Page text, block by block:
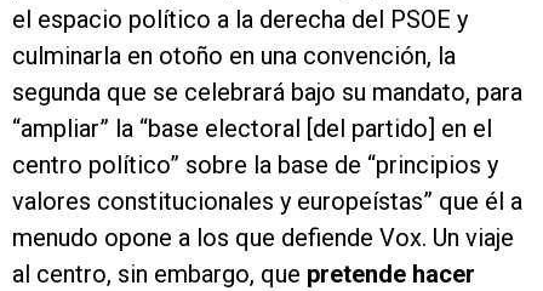
el espacio político a la derecha del PSOE y
culminarla en otoño en una convención, la
segunda que se celebrará bajo su mandato, para
“ampliar” la “base electoral [del partido] en el
centro político” sobre la base de “principios y
valores constitucionales y europeístas” que él a
menudo opone a los que defiende Vox. Un viaje
al centro, sin embargo, que pretende hacer